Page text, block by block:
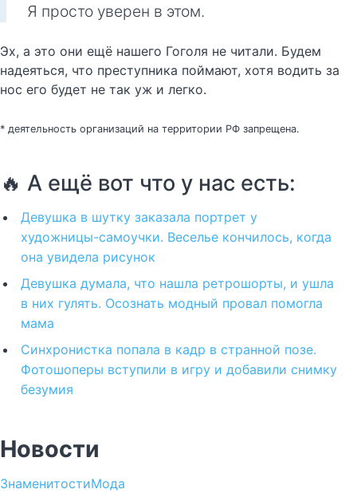
Я просто уверен в этом.
Эх, а это они ещё нашего Гоголя не читали. Будем
надеяться, что преступника поймают, хотя водить за
нос его будет не так уж и легко.
* деятельность организаций на территории РФ запрещена.
🔥 А ещё вот что у нас есть:
Девушка в шутку заказала портрет у
художницы-самоучки. Веселье кончилось, когда
она увидела рисунок
Девушка думала, что нашла ретрошорты, и ушла
в них гулять. Осознать модный провал помогла
мама
Синхронистка попала в кадр в странной позе.
Фотошоперы вступили в игру и добавили снимку
безумия
Новости
ЗнаменитостиМода